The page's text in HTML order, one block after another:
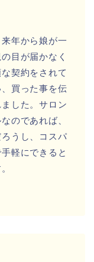
年から娘が一
目が届かなく
契約をされて
買った事を伝
した。サロン
のであれば、
うし、コスパ
軽にできると